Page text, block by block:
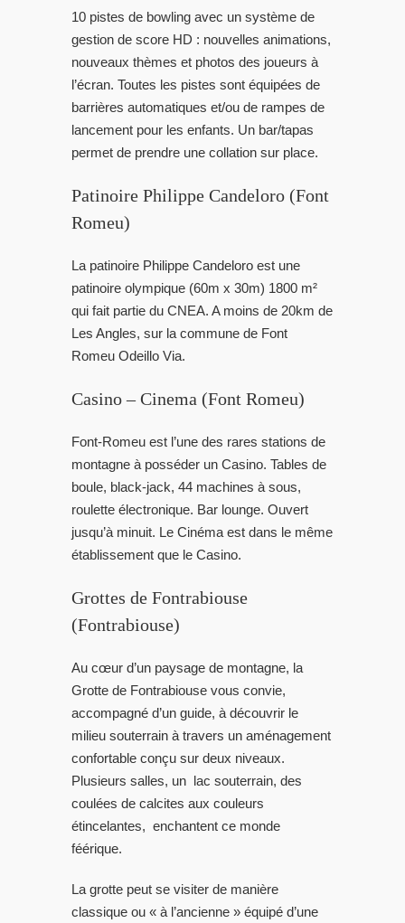
10 pistes de bowling avec un système de
gestion de score HD : nouvelles animations,
nouveaux thèmes et photos des joueurs à
l’écran. Toutes les pistes sont équipées de
barrières automatiques et/ou de rampes de
lancement pour les enfants. Un bar/tapas
permet de prendre une collation sur place.
Patinoire Philippe Candeloro (Font
Romeu)
La patinoire Philippe Candeloro est une
patinoire olympique (60m x 30m) 1800 m²
qui fait partie du CNEA. A moins de 20km de
Les Angles, sur la commune de Font
Romeu Odeillo Via.
Casino – Cinema (Font Romeu)
Font-Romeu est l’une des rares stations de
montagne à posséder un Casino. Tables de
boule, black-jack, 44 machines à sous,
roulette électronique. Bar lounge. Ouvert
jusqu’à minuit. Le Cinéma est dans le même
établissement que le Casino.
Grottes de Fontrabiouse
(Fontrabiouse)
Au cœur d’un paysage de montagne, la
Grotte de Fontrabiouse vous convie,
accompagné d’un guide, à découvrir le
milieu souterrain à travers un aménagement
confortable conçu sur deux niveaux.
Plusieurs salles, un lac souterrain, des
coulées de calcites aux couleurs
étincelantes, enchantent ce monde
féérique.
La grotte peut se visiter de manière
classique ou « à l’ancienne » équipé d’une